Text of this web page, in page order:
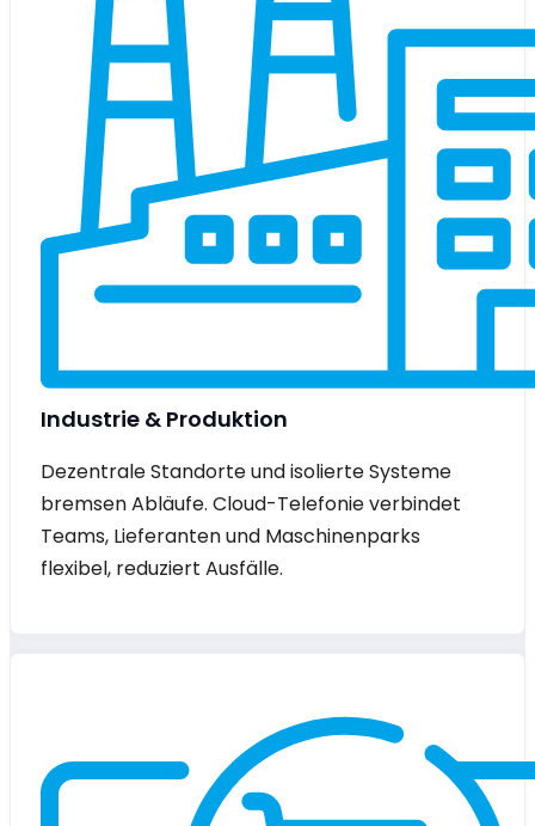
Industrie & Produktion
Dezentrale Standorte und isolierte Systeme
bremsen Abläufe. Cloud-Telefonie verbindet
Teams, Lieferanten und Maschinenparks
flexibel, reduziert Ausfälle.